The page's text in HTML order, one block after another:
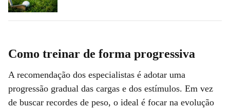
Como treinar de forma progressiva
A recomendação dos especialistas é adotar uma
progressão gradual das cargas e dos estímulos. Em vez
de buscar recordes de peso, o ideal é focar na evolução